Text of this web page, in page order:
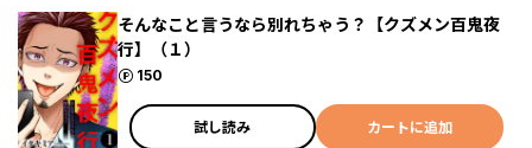
そんなこと言うなら別れちゃう？【クズメン百鬼夜
行】（１）
150
ポイント
試し読み カートに追加